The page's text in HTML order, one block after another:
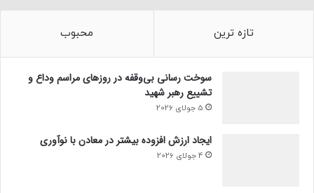
تازه ترین محبوب
سوخت رسانی بی‌وقفه در روز‌های مراسم وداع و
تشییع رهبر شهید
5 جولای 2026
ایجاد ارزش افزوده بیشتر در معادن با نوآوری
4 جولای 2026